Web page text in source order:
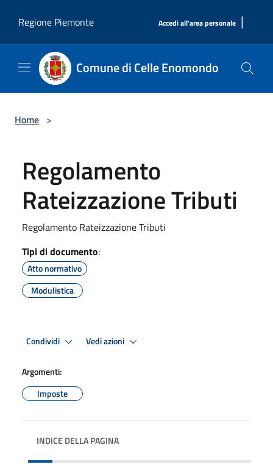
Regione Piemonte
Accedi all'area personale |
Comune di Celle Enomondo
Home >
Regolamento
Rateizzazione Tributi
Regolamento Rateizzazione Tributi
Tipi di documento:
Atto normativo
Modulistica
Condividi Vedi azioni
Argomenti:
Imposte
INDICE DELLA PAGINA